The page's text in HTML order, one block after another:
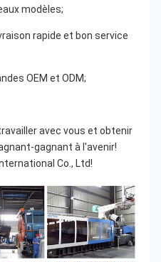
modèles;
rapide et bon service
OEM et ODM;
avec vous et obtenir
gagnant à l'avenir!
Co., Ltd!